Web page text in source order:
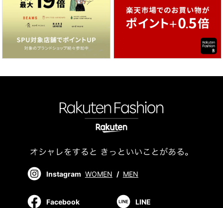
Instagram WOMEN / MEN
Facebook LINE